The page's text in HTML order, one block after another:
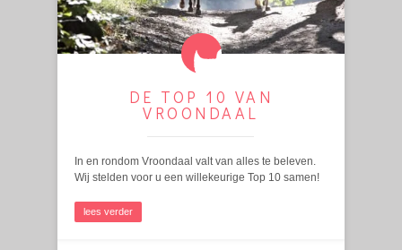
DE TOP 10 VAN
VROONDAAL
In en rondom Vroondaal valt van alles te beleven.
Wij stelden voor u een willekeurige Top 10 samen!
lees verder